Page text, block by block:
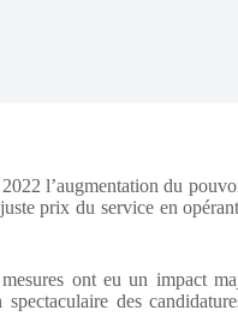
l’augmentation du
prix du service en
ont eu un impact
des